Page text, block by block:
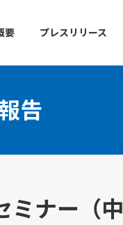
要 プレスリリース
告
ミナー（中